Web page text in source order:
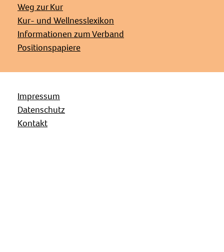
Weg zur Kur
Kur- und Wellnesslexikon
Informationen zum Verband
Positionspapiere
Impressum
Datenschutz
Kontakt